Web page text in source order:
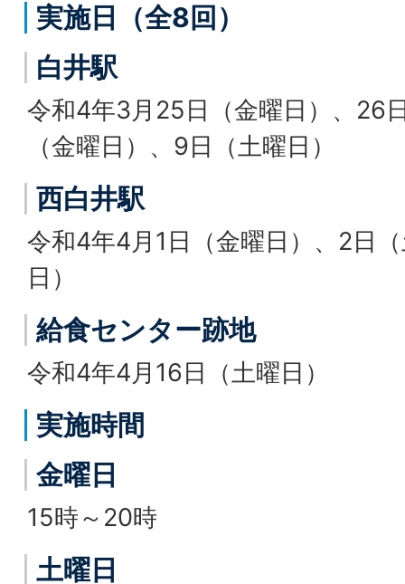
実施日（全8回）
白井駅
令和4年3月25日（金曜日）、26
（金曜日）、9日（土曜日）
西白井駅
令和4年4月1日（金曜日）、2日
日）
給食センター跡地
令和4年4月16日（土曜日）
実施時間
金曜日
15時～20時
土曜日